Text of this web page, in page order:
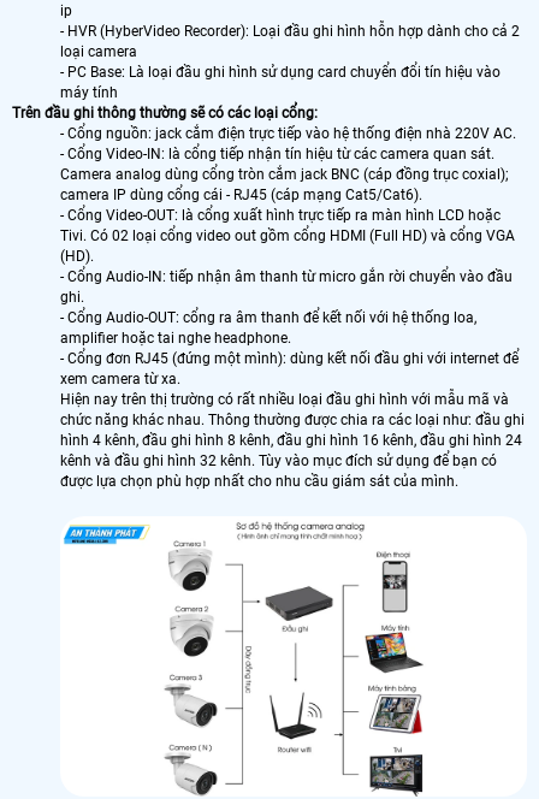
ip
- HVR (HyberVideo Recorder): Loại đầu ghi hình hỗn hợp dành cho cả 2
loại camera
- PC Base: Là loại đầu ghi hình sử dụng card chuyển đổi tín hiệu vào
máy tính
Trên đầu ghi thông thường sẽ có các loại cổng:
- Cổng nguồn: jack cắm điện trực tiếp vào hệ thống điện nhà 220V AC.
- Cổng Video-IN: là cổng tiếp nhận tín hiệu từ các camera quan sát.
Camera analog dùng cổng tròn cắm jack BNC (cáp đồng trục coxial);
camera IP dùng cổng cái - RJ45 (cáp mạng Cat5/Cat6).
- Cổng Video-OUT: là cổng xuất hình trực tiếp ra màn hình LCD hoặc
Tivi. Có 02 loại cổng video out gồm cổng HDMI (Full HD) và cổng VGA
(HD).
- Cổng Audio-IN: tiếp nhận âm thanh từ micro gắn rời chuyển vào đầu
ghi.
- Cổng Audio-OUT: cổng ra âm thanh để kết nối với hệ thống loa,
amplifier hoặc tai nghe headphone.
- Cổng đơn RJ45 (đứng một mình): dùng kết nối đầu ghi với internet để
xem camera từ xa.
Hiện nay trên thị trường có rất nhiều loại đầu ghi hình với mẫu mã và
chức năng khác nhau. Thông thường được chia ra các loại như: đầu ghi
hình 4 kênh, đầu ghi hình 8 kênh, đầu ghi hình 16 kênh, đầu ghi hình 24
kênh và đầu ghi hình 32 kênh. Tùy vào mục đích sử dụng để bạn có
được lựa chọn phù hợp nhất cho nhu cầu giám sát của mình.